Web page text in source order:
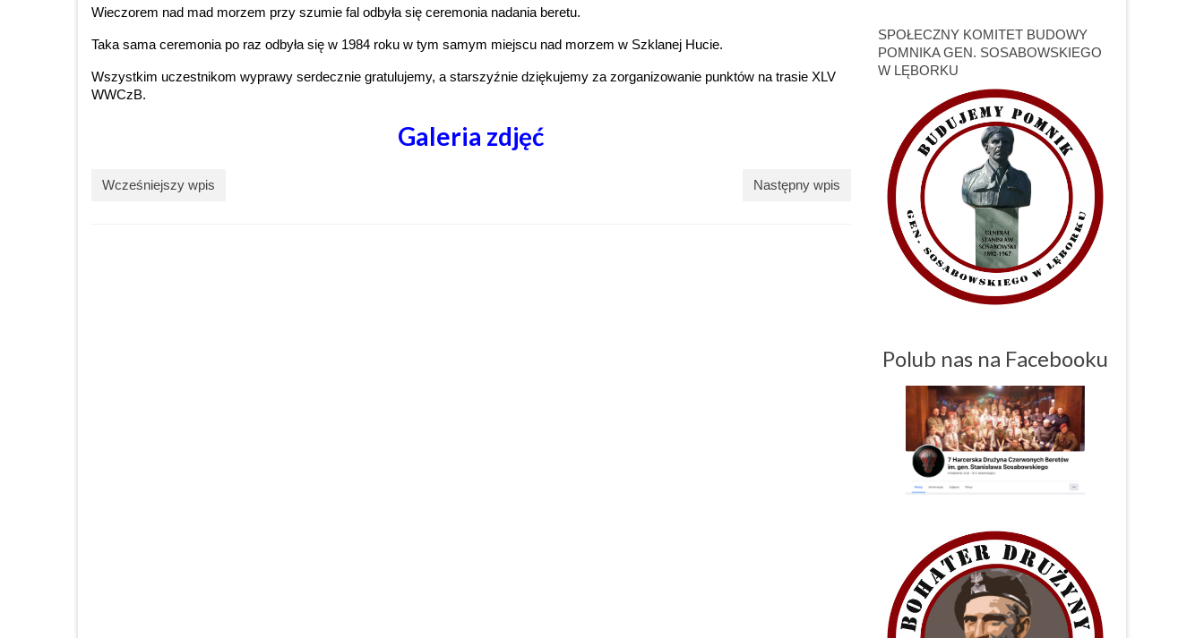
Wieczorem nad mad morzem przy szumie fal odbyła się ceremonia nadania beretu.
Taka sama ceremonia po raz odbyła się w 1984 roku w tym samym miejscu nad morzem w Szklanej Hucie.
Wszystkim uczestnikom wyprawy serdecznie gratulujemy, a starszyźnie dziękujemy za zorganizowanie punktów na trasie XLV
WWCzB.
Galeria zdjęć
Wcześniejszy wpis Następny wpis
SPOŁECZNY KOMITET BUDOWY
POMNIKA GEN. SOSABOWSKIEGO
W LĘBORKU
Polub nas na Facebooku